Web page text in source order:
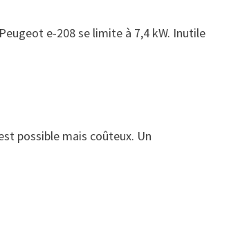
e-208 se limite à 7,4 kW. Inutile
possible mais coûteux. Un